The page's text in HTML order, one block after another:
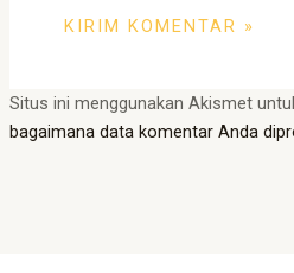
Situs ini menggunakan Akismet
bagaimana data komentar Anda